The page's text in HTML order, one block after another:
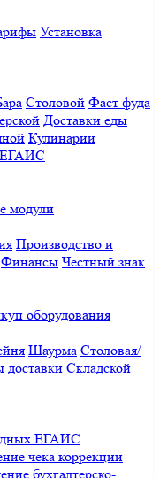
Установка
Столовой Фаст фуда
Доставки еды
Кулинарии
ЕГАИС
модули
Производство и
Финансы Честный знак
оборудования
Шаурма Столовая/
Складской
ЕГАИС
чека коррекции
бухгалтерско-